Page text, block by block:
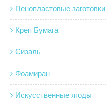
Пенопластовые заготовки
Креп Бумага
Сизаль
Фоамиран
Искусственные ягоды